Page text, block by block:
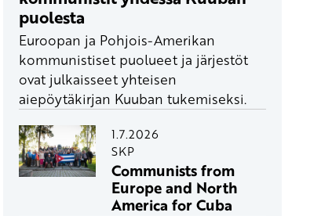
puolesta
Euroopan ja Pohjois-Amerikan
kommunistiset puolueet ja järjestöt
ovat julkaisseet yhteisen
aiepöytäkirjan Kuuban tukemiseksi.
1.7.2026
SKP
Communists from
Europe and North
America for Cuba